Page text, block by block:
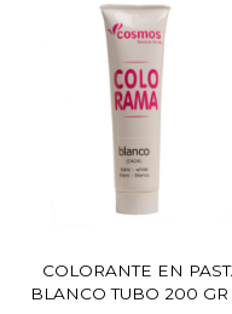
COLORANTE EN
BLANCO TUBO 200 GR